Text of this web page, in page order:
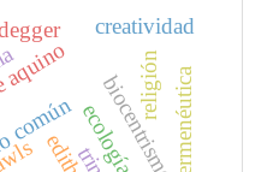
ecología
biocentrismo
religión hermenéutica
creatividad